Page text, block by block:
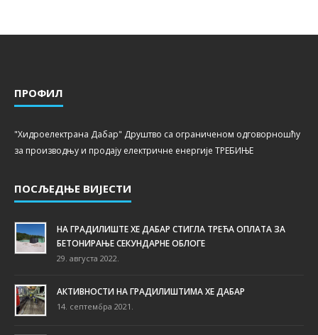
ПРОФИЛ
"Хидроелектрана Дабар" Друштво са ограниченом одговорношћу
за производњу и продају електричне енергије ТРЕБИЊЕ
ПОСЉЕДЊЕ ВИЈЕСТИ
НА ГРАДИЛИШТЕ ХЕ ДАБАР СТИГЛА ТРЕЋА ОПЛАТА ЗА
БЕТОНИРАЊЕ СЕКУНДАРНЕ ОБЛОГЕ
29. августа 2022.
АКТИВНОСТИ НА ГРАДИЛИШТИМА ХЕ ДАБАР
14. септембра 2021.